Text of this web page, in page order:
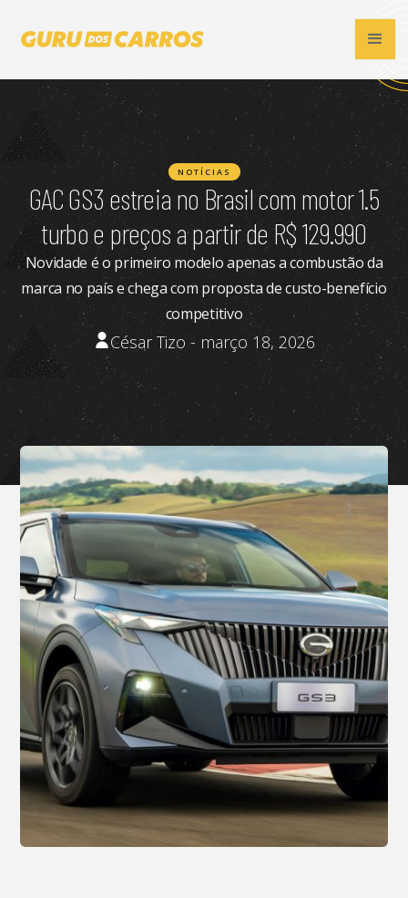
NOTÍCIAS
GAC GS3 estreia no Brasil com motor 1.5
turbo e preços a partir de R$ 129.990
Novidade é o primeiro modelo apenas a combustão da
marca no país e chega com proposta de custo-benefício
competitivo
César Tizo - março 18, 2026